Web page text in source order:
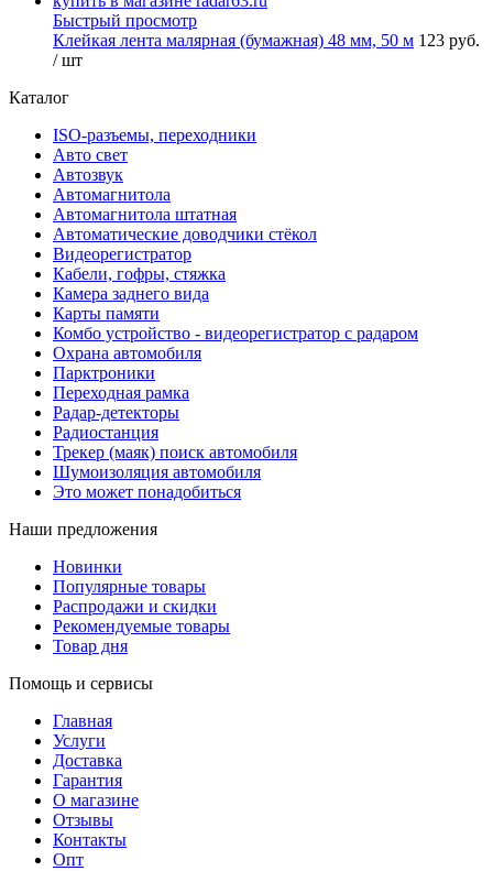
Быстрый просмотр
Клейкая лента малярная (бумажная) 48 мм, 50 м 123 руб.
/ шт
Каталог
ISO-разъемы, переходники
Авто свет
Автозвук
Автомагнитола
Автомагнитола штатная
Автоматические доводчики стёкол
Видеорегистратор
Кабели, гофры, стяжка
Камера заднего вида
Карты памяти
Комбо устройство - видеорегистратор с радаром
Охрана автомобиля
Парктроники
Переходная рамка
Радар-детекторы
Радиостанция
Трекер (маяк) поиск автомобиля
Шумоизоляция автомобиля
Это может понадобиться
Наши предложения
Новинки
Популярные товары
Распродажи и скидки
Рекомендуемые товары
Товар дня
Помощь и сервисы
Главная
Услуги
Доставка
Гарантия
О магазине
Отзывы
Контакты
Опт